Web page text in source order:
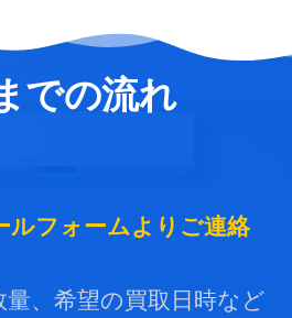
での流れ
ルフォームよりご連絡
、希望の買取日時など